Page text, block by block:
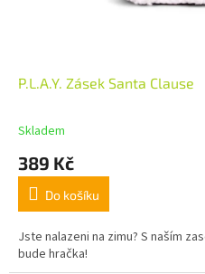
P.L.A.Y. Zásek Santa Clause
Skladem
389 Kč
Do košíku
Jste nalazeni na zimu? S naším
bude hračka!